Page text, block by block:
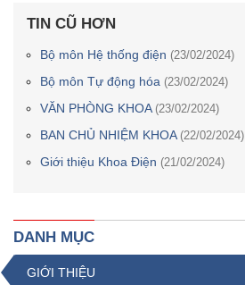
TIN CŨ HƠN
Bộ môn Hệ thống điện (23/02/2024)
Bộ môn Tự động hóa (23/02/2024)
VĂN PHÒNG KHOA (23/02/2024)
BAN CHỦ NHIỆM KHOA (22/02/2024)
Giới thiệu Khoa Điện (21/02/2024)
DANH MỤC
GIỚI THIỆU